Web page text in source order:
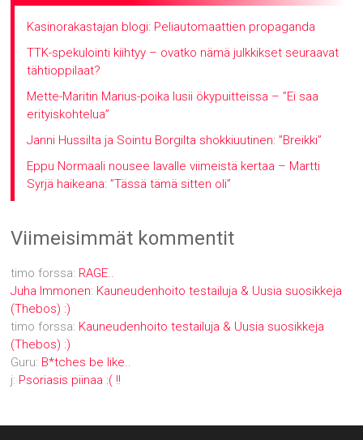
Kasinorakastajan blogi: Peliautomaattien propaganda
TTK-spekulointi kiihtyy – ovatko nämä julkkikset seuraavat
tähtioppilaat?
Mette-Maritin Marius-poika lusii ökypuitteissa – ”Ei saa
erityiskohtelua”
Janni Hussilta ja Sointu Borgilta shokkiuutinen: ”Breikki”
Eppu Normaali nousee lavalle viimeistä kertaa – Martti
Syrjä haikeana: ”Tässä tämä sitten oli”
Viimeisimmät kommentit
timo forssa: RAGE..
Juha Immonen: Kauneudenhoito testailuja & Uusia suosikkeja
(Thebos) :)
timo forssa: Kauneudenhoito testailuja & Uusia suosikkeja
(Thebos) :)
Guru: B*tches be like..
j: Psoriasis piinaa :( !!